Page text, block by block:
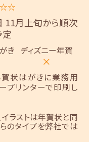
11月上旬から順次
き ディズニー年賀
×
状はがきに業務用
プリンターで印刷し
ラストは年賀状と同
のタイプを弊社では